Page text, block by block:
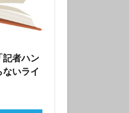
記者ハン
ないライ